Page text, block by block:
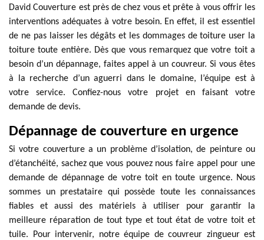
David Couverture est près de chez vous et prête à vous offrir les
interventions adéquates à votre besoin. En effet, il est essentiel
de ne pas laisser les dégâts et les dommages de toiture user la
toiture toute entière. Dès que vous remarquez que votre toit a
besoin d’un dépannage, faites appel à un couvreur. Si vous êtes
à la recherche d’un aguerri dans le domaine, l’équipe est à
votre service. Confiez-nous votre projet en faisant votre
demande de devis.
Dépannage de couverture en urgence
Si votre couverture a un problème d’isolation, de peinture ou
d’étanchéité, sachez que vous pouvez nous faire appel pour une
demande de dépannage de votre toit en toute urgence. Nous
sommes un prestataire qui possède toute les connaissances
fiables et aussi des matériels à utiliser pour garantir la
meilleure réparation de tout type et tout état de votre toit et
tuile. Pour intervenir, notre équipe de couvreur zingueur est